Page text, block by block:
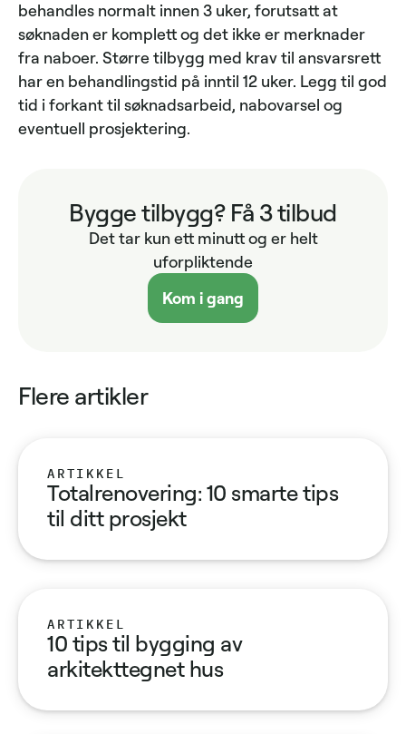
behandles normalt innen 3 uker, forutsatt at
søknaden er komplett og det ikke er merknader
fra naboer. Større tilbygg med krav til ansvarsrett
har en behandlingstid på inntil 12 uker. Legg til god
tid i forkant til søknadsarbeid, nabovarsel og
eventuell prosjektering.
Bygge tilbygg? Få 3 tilbud
Det tar kun ett minutt og er helt
uforpliktende
Kom i gang
Flere artikler
ARTIKKEL
Totalrenovering: 10 smarte tips
til ditt prosjekt
ARTIKKEL
10 tips til bygging av
arkitekttegnet hus